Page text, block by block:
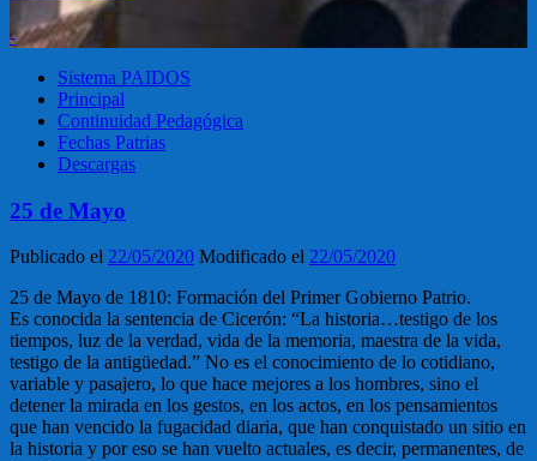
-
Sistema PAIDOS
Principal
Continuidad Pedagógica
Fechas Patrias
Descargas
25 de Mayo
Publicado el 22/05/2020 Modificado el 22/05/2020
25 de Mayo de 1810: Formación del Primer Gobierno Patrio.
Es conocida la sentencia de Cicerón: “La historia…testigo de los
tiempos, luz de la verdad, vida de la memoria, maestra de la vida,
testigo de la antigüedad.” No es el conocimiento de lo cotidiano,
variable y pasajero, lo que hace mejores a los hombres, sino el
detener la mirada en los gestos, en los actos, en los pensamientos
que han vencido la fugacidad diaria, que han conquistado un sitio en
la historia y por eso se han vuelto actuales, es decir, permanentes, de